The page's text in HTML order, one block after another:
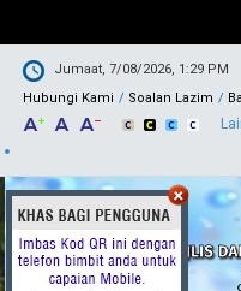
Jumaat, 7/08/2026, 1:29 PM
Hubungi Kami
Soalan Lazim